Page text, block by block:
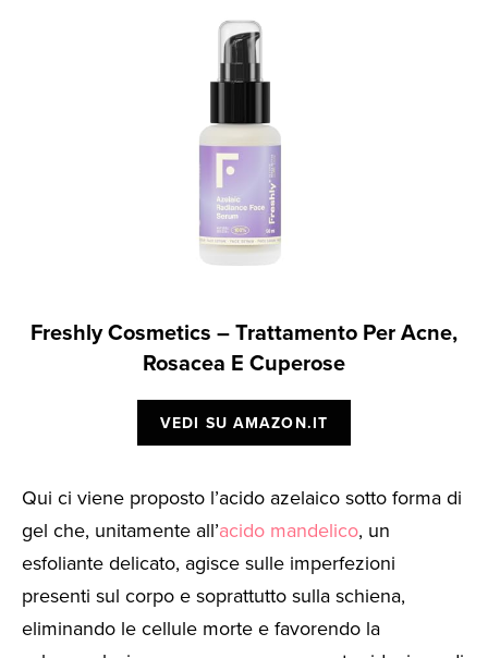
Freshly Cosmetics – Trattamento Per Acne,
Rosacea E Cuperose
VEDI SU AMAZON.IT
Qui ci viene proposto l’acido azelaico sotto forma di
gel che, unitamente all’acido mandelico, un
esfoliante delicato, agisce sulle imperfezioni
presenti sul corpo e soprattutto sulla schiena,
eliminando le cellule morte e favorendo la